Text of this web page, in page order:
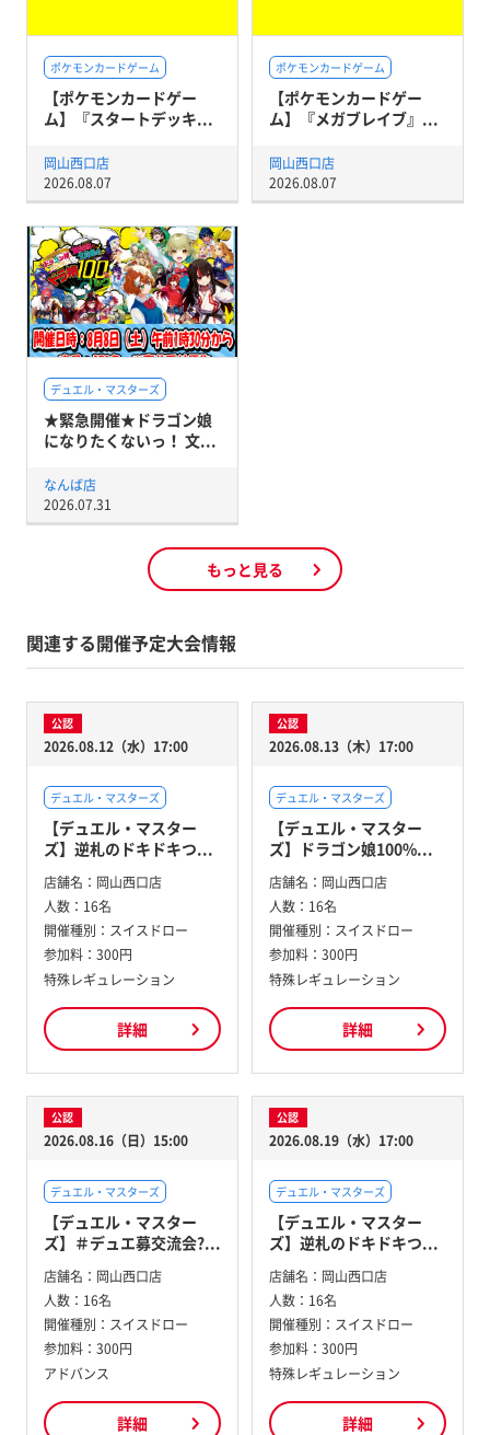
ポケモンカードゲーム
【ポケモンカードゲー
ム】『スタートデッキ...
岡山西口店
2026.08.07
ポケモンカードゲーム
【ポケモンカードゲー
ム】『メガブレイブ』...
岡山西口店
2026.08.07
デュエル・マスターズ
★緊急開催★ドラゴン娘
になりたくないっ！ 文...
なんば店
2026.07.31
もっと見る
関連する開催予定大会情報
公認
2026.08.12（水）17:00
デュエル・マスターズ
【デュエル・マスター
ズ】逆札のドキドキつ...
店舗名： 岡山西口店
人数： 16名
開催種別： スイスドロー
参加料： 300円
特殊レギュレーション
詳細
公認
2026.08.13（木）17:00
デュエル・マスターズ
【デュエル・マスター
ズ】ドラゴン娘100%...
店舗名： 岡山西口店
人数： 16名
開催種別： スイスドロー
参加料： 300円
特殊レギュレーション
詳細
公認
2026.08.16（日）15:00
デュエル・マスターズ
【デュエル・マスター
ズ】＃デュエ募交流会?...
店舗名： 岡山西口店
人数： 16名
開催種別： スイスドロー
参加料： 300円
アドバンス
詳細
公認
2026.08.19（水）17:00
デュエル・マスターズ
【デュエル・マスター
ズ】逆札のドキドキつ...
店舗名： 岡山西口店
人数： 16名
開催種別： スイスドロー
参加料： 300円
特殊レギュレーション
詳細